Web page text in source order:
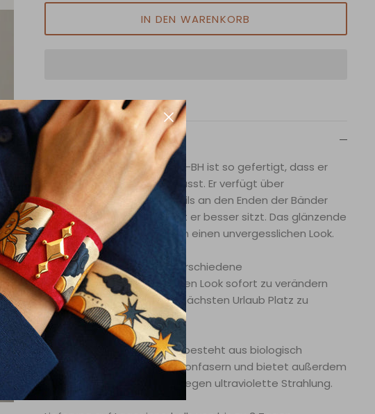
IN DEN WARENKORB
Beschreibung
Der Bügel-Neckholder-Bikini-BH ist so gefertigt, dass er
Ihre Brust voller aussehen lässt. Er verfügt über
handgefertigte Perlendetails an den Enden der Bänder
und ist vorne gerafft, damit er besser sitzt. Das glänzende
Lurex-Material verleiht Ihnen einen unvergesslichen Look.
Das Oberteil bietet zwei verschiedene
Tragemöglichkeiten, um Ihren Look sofort zu verändern
und beim Packen für Ihren nächsten Urlaub Platz zu
sparen.
Der Stoff des Badeanzugs besteht aus biologisch
abbaubaren recycelten Nylonfasern und bietet außerdem
einen UV-Schutz von 50+ gegen ultraviolette Strahlung.